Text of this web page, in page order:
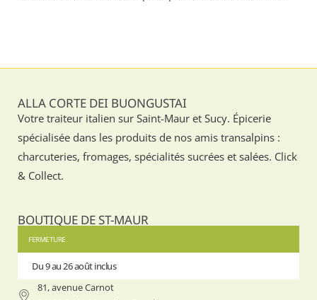
ALLA CORTE DEI BUONGUSTAI
Votre traiteur italien sur Saint-Maur et Sucy. Épicerie
spécialisée dans les produits de nos amis transalpins :
charcuteries, fromages, spécialités sucrées et salées. Click
& Collect.
BOUTIQUE DE ST-MAUR
FERMETURE
Du 9 au 26 août inclus
81, avenue Carnot